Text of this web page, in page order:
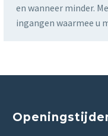
en wanneer minder.
ingangen waarmee u